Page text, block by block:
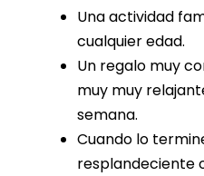
Una actividad
cualquier edad.
Un regalo muy
muy muy
semana.
Cuando lo
resplandeciente